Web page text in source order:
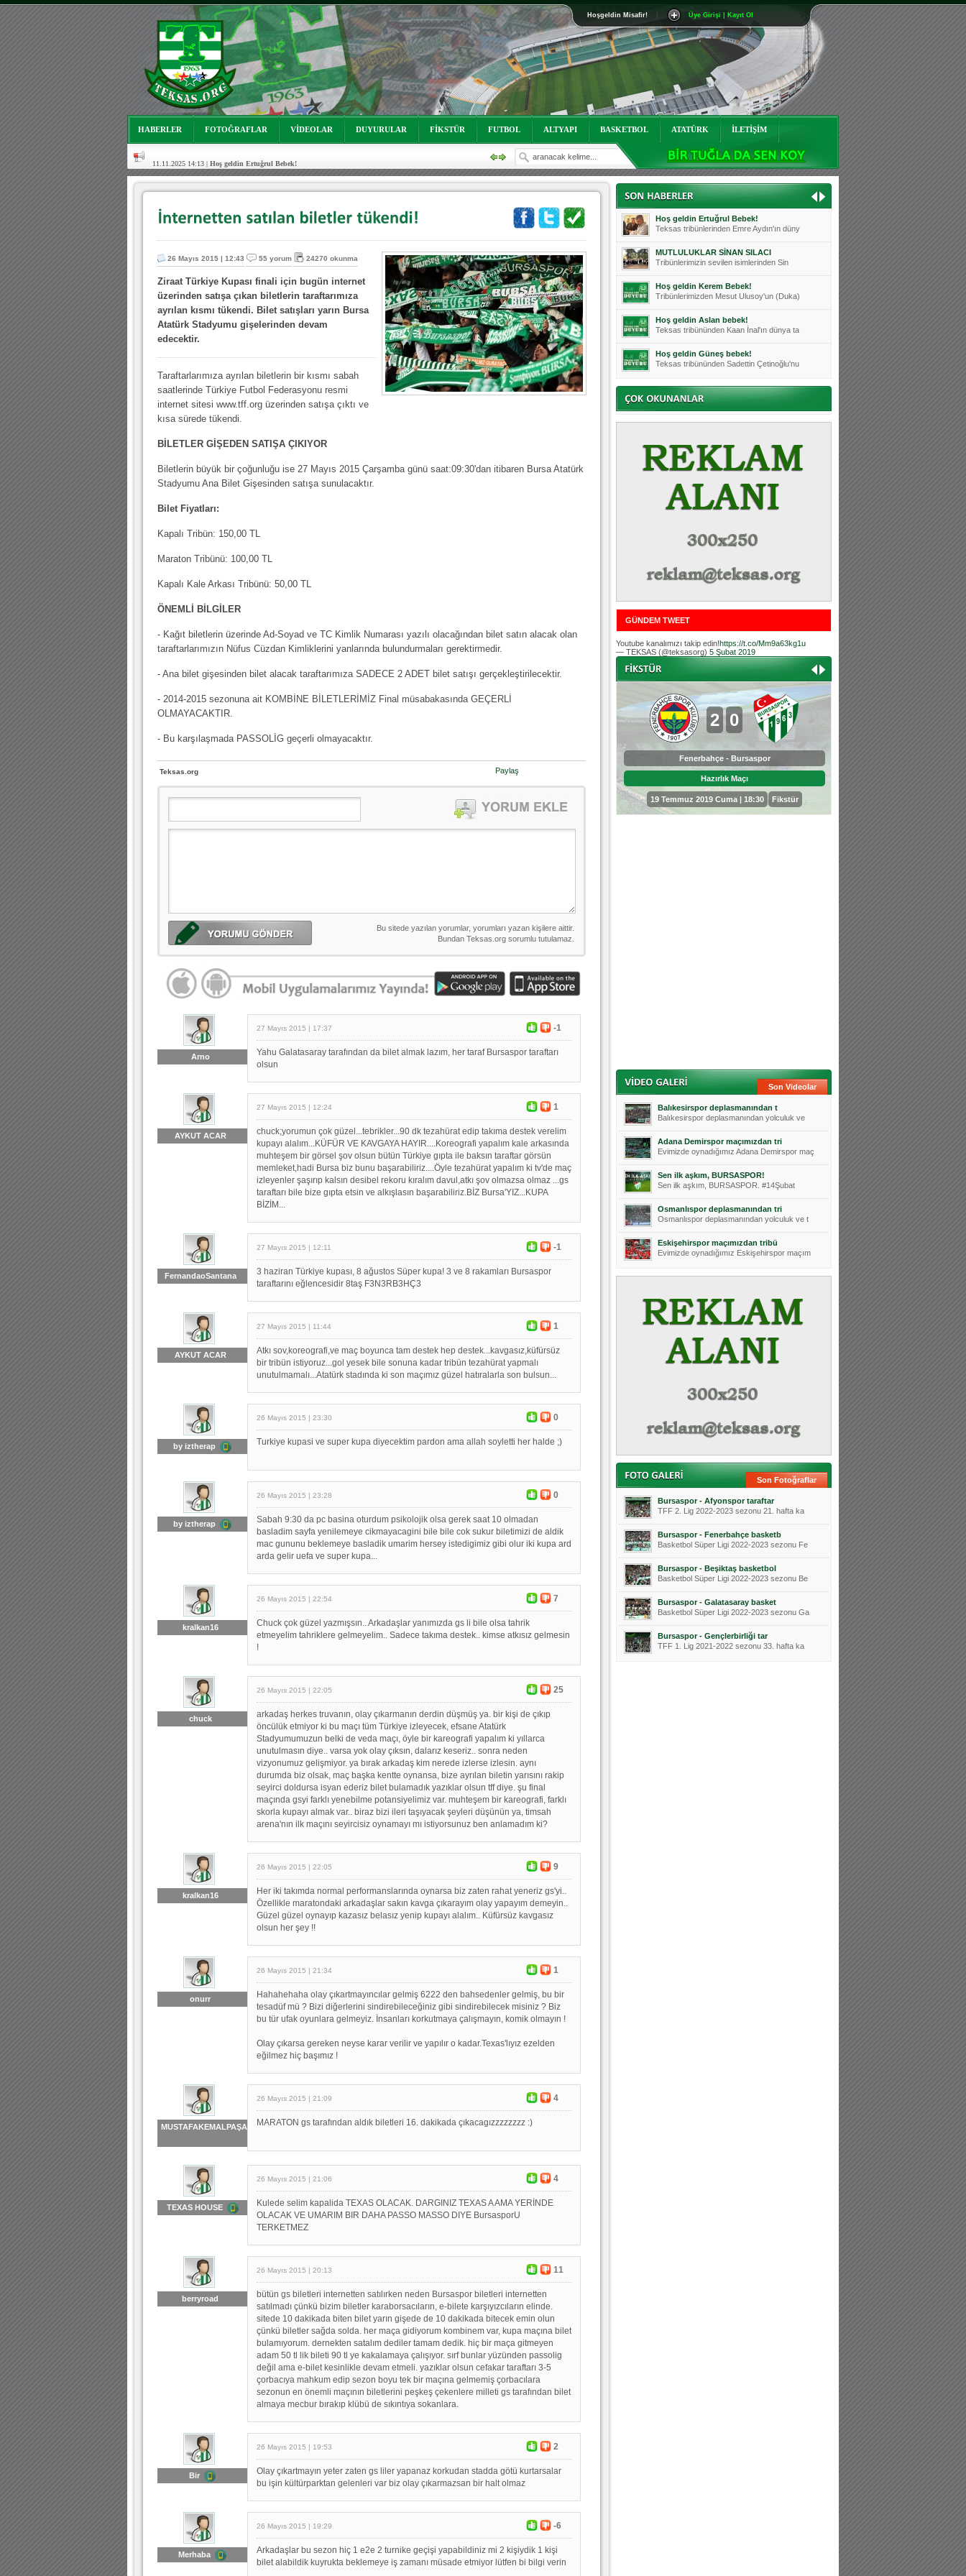
Hoşgeldin Misafir! Üye Girişi | Kayıt Ol
HABERLER FOTOĞRAFLAR VİDEOLAR DUYURULAR FİKSTÜR FUTBOL ALTYAPI BASKETBOL ATATÜRK İLETİŞİM
03.01.2024 19:09 | Hoş geldin Güneş bebek!
06.08.2023 16:16 |Mutluluklar Ceyhun Tetik
06.07.2023 18:57 |Bursasporumuzun önü açılsın istiyoruz!
03.05.2023 13:18 |Hoş geldin Alaz Bebek!
10.04.2023 14:44 | Hoş geldin Göktuğ Bebek!
30.12.2022 18:00 |Hoş geldin Kadir Kağan Bebek!
26 Mayıs 2015 | 12:43
55 yorum 24270 okunma
Ziraat Türkiye Kupası finali için bugün internet
üzerinden satışa çıkan biletlerin taraftarımıza
ayrılan kısmı tükendi. Bilet satışları yarın Bursa
Atatürk Stadyumu gişelerinden devam
edecektir.
Taraftarlarımıza ayrılan biletlerin bir kısmı sabah
saatlerinde Türkiye Futbol Federasyonu resmi
internet sitesi www.tff.org üzerinden satışa çıktı ve
kısa sürede tükendi.
BİLETLER GİŞEDEN SATIŞA ÇIKIYOR
Biletlerin büyük bir çoğunluğu ise 27 Mayıs 2015 Çarşamba günü saat:09:30'dan itibaren Bursa Atatürk
Stadyumu Ana Bilet Gişesinden satışa sunulacaktır.
Bilet Fiyatları:
Kapalı Tribün: 150,00 TL
Maraton Tribünü: 100,00 TL
Kapalı Kale Arkası Tribünü: 50,00 TL
ÖNEMLİ BİLGİLER
- Kağıt biletlerin üzerinde Ad-Soyad ve TC Kimlik Numarası yazılı olacağından bilet satın alacak olan
taraftarlarımızın Nüfus Cüzdan Kimliklerini yanlarında bulundurmaları gerektirmedir.
- Ana bilet gişesinden bilet alacak taraftarımıza SADECE 2 ADET bilet satışı gerçekleştirilecektir.
- 2014-2015 sezonuna ait KOMBİNE BİLETLERİMİZ Final müsabakasında GEÇERLİ
OLMAYACAKTIR.
- Bu karşılaşmada PASSOLİG geçerli olmayacaktır.
Teksas.org Paylaş
Arno
27 Mayıs 2015 | 17:37 -1
Yahu Galatasaray tarafından da bilet almak lazım, her taraf Bursaspor taraftarı
olsun
AYKUT ACAR
27 Mayıs 2015 | 12:24 1
chuck;yorumun çok güzel...tebrikler...90 dk tezahürat edip takıma destek verelim
kupayı alalım...KÜFÜR VE KAVGAYA HAYIR....Koreografi yapalım kale arkasında
muhteşem bir görsel şov olsun bütün Türkiye gıpta ile baksın taraftar görsün
memleket,hadi Bursa biz bunu başarabiliriz....Öyle tezahürat yapalım ki tv'de maç
izleyenler şaşırıp kalsın desibel rekoru kıralım davul,atkı şov olmazsa olmaz ...gs
taraftarı bile bize gıpta etsin ve alkışlasın başarabiliriz.BİZ Bursa'YIZ...KUPA
BİZİM...
FernandaoSantana
27 Mayıs 2015 | 12:11 -1
3 haziran Türkiye kupası, 8 ağustos Süper kupa! 3 ve 8 rakamları Bursaspor
taraftarını eğlencesidir 8taş F3N3RB3HÇ3
AYKUT ACAR
27 Mayıs 2015 | 11:44 1
Atkı sov,koreografi,ve maç boyunca tam destek hep destek...kavgasız,küfürsüz
bir tribün istiyoruz...gol yesek bile sonuna kadar tribün tezahürat yapmalı
unutulmamalı...Atatürk stadında ki son maçımız güzel hatıralarla son bulsun...
by iztherap
26 Mayıs 2015 | 23:30 0
Turkiye kupasi ve super kupa diyecektim pardon ama allah soyletti her halde ;)
by iztherap
26 Mayıs 2015 | 23:28 0
Sabah 9:30 da pc basina oturdum psikolojik olsa gerek saat 10 olmadan
basladim sayfa yenilemeye cikmayacagini bile bile cok sukur biletimizi de aldik
mac gununu beklemeye basladik umarim hersey istedigimiz gibi olur iki kupa ard
arda gelir uefa ve super kupa...
kralkan16
26 Mayıs 2015 | 22:54 7
Chuck çok güzel yazmışsın.. Arkadaşlar yanımızda gs li bile olsa tahrik
etmeyelim tahriklere gelmeyelim.. Sadece takıma destek.. kimse atkısız gelmesin
!
chuck
26 Mayıs 2015 | 22:05 25
arkadaş herkes truvanın, olay çıkarmanın derdin düşmüş ya. bir kişi de çıkıp
öncülük etmiyor ki bu maçı tüm Türkiye izleyecek, efsane Atatürk
Stadyumumuzun belki de veda maçı, öyle bir kareografi yapalım ki yıllarca
unutulmasın diye.. varsa yok olay çıksın, dalarız keseriz.. sonra neden
vizyonumuz gelişmiyor. ya bırak arkadaş kim nerede izlerse izlesin. aynı
durumda biz olsak, maç başka kentte oynansa, bize ayrılan biletin yarısını rakip
seyirci doldursa isyan ederiz bilet bulamadık yazıklar olsun tff diye. şu final
maçında gsyi farklı yenebilme potansiyelimiz var. muhteşem bir kareografi, farklı
skorla kupayı almak var.. biraz bizi ileri taşıyacak şeyleri düşünün ya, timsah
arena'nın ilk maçını seyircisiz oynamayı mı istiyorsunuz ben anlamadım ki?
kralkan16
26 Mayıs 2015 | 22:05 9
Her iki takımda normal performanslarında oynarsa biz zaten rahat yeneriz gs'yi..
Özellikle maratondaki arkadaşlar sakın kavga çıkarayım olay yapayım demeyin..
Güzel güzel oynayıp kazasız belasız yenip kupayı alalım.. Küfürsüz kavgasız
olsun her şey !!
onurr
26 Mayıs 2015 | 21:34 1
Hahahehaha olay çıkartmayıncılar gelmiş 6222 den bahsedenler gelmiş, bu bir
tesadüf mü ? Bizi diğerlerini sindirebileceğiniz gibi sindirebilecek misiniz ? Biz
bu tür ufak oyunlara gelmeyiz. İnsanları korkutmaya çalışmayın, komik olmayın !
Olay çıkarsa gereken neyse karar verilir ve yapılır o kadar.Texas'lıyız ezelden
eğilmez hiç başımız !
MUSTAFAKEMALPAŞA
26 Mayıs 2015 | 21:09 4
MARATON gs tarafından aldık biletleri 16. dakikada çıkacagızzzzzzzz :)
TEXAS HOUSE
26 Mayıs 2015 | 21:06 4
Kulede selim kapalida TEXAS OLACAK. DARGINIZ TEXAS A AMA YERİNDE
OLACAK VE UMARIM BIR DAHA PASSO MASSO DIYE BursasporU
TERKETMEZ
berryroad
26 Mayıs 2015 | 20:13 11
bütün gs biletleri internetten satılırken neden Bursaspor biletleri internetten
satılmadı çünkü bizim biletler karaborsacıların, e-bilete karşıyızcıların elinde.
sitede 10 dakikada biten bilet yarın gişede de 10 dakikada bitecek emin olun
çünkü biletler sağda solda. her maça gidiyorum kombinem var, kupa maçına bilet
bulamıyorum. dernekten satalım dediler tamam dedik. hiç bir maça gitmeyen
adam 50 tl lik bileti 90 tl ye kakalamaya çalışıyor. sırf bunlar yüzünden passolig
değil ama e-bilet kesinlikle devam etmeli. yazıklar olsun cefakar taraftarı 3-5
çorbacıya mahkum edip sezon boyu tek bir maçına gelmemiş çorbacılara
sezonun en önemli maçının biletlerini peşkeş çekenlere milleti gs tarafından bilet
almaya mecbur bırakıp klübü de sıkıntıya sokanlara.
Bir
26 Mayıs 2015 | 19:53 2
Olay çıkartmayın yeter zaten gs liler yapanaz korkudan stadda götü kurtarsalar
bu işin kültürparktan gelenleri var biz olay çıkarmazsan bir halt olmaz
Merhaba
26 Mayıs 2015 | 19:29 -6
Arkadaşlar bu sezon hiç 1 e2e 2 turnike geçişi yapabildiniz mi 2 kişiydik 1 kişi
bilet alabildik kuyrukta beklemeye iş zamanı müsade etmiyor lütfen bi bilgi verin
Mutluluklar Ceyhun Tetik
Teksas tribünlerinin sevilen isimlerinde
Bursasporumuzun önü açılsın is
Teksaslı Bursasporlular Derneği Başkanı
Hoş geldin Alaz Bebek!
Teksas.org sistem yöneticisi, ekibimizin
Hoş geldin Göktuğ Bebek!
Teksas.org ekibimizden ve tribünlerimizi
Hoş geldin Kadir Kağan Bebek!
Teksas tribünlerinden Basri İleri'nin dü
Hoş geldin Ertuğrul Bebek!
Teksas tribünlerinden Emre Aydın'ın düny
MUTLULUKLAR SİNAN SILACI
Tribünlerimizin sevilen isimlerinden Sin
Hoş geldin Kerem Bebek!
Tribünlerimizden Mesut Ulusoy'un (Duka)
Hoş geldin Aslan bebek!
Teksas tribününden Kaan İnal'ın dünya ta
Hoş geldin Güneş bebek!
Teksas tribününden Sadettin Çetinoğlu'nu
Mutluluklar Ceyhun Tetik
Teksas tribünlerinin sevilen isimlerinde
Bursasporumuzun önü açılsın is
Hoş geldin Alaz Bebek!
Teksas.org sistem yöneticisi, ekibimizin
Hoş geldin Göktuğ Bebek!
Teksas.org ekibimizden ve tribünlerimizi
Teksas tribünlerinden Basri İleri'nin dü
Hoş geldin Kerem Bebek!
Tribünlerimizden Mesut Ulusoy'un (Duka)
Hoş geldin Aslan bebek!
Teksas tribününden Kaan İnal'ın dünya ta
Hoş geldin Güneş bebek!
Teksas tribününden Sadettin Çetinoğlu'nu
GÜNDEM TWEET
Youtube kanalımızı takip edin!https://t.co/Mm9a63kg1u
— TEKSAS (@teksasorg) 5 Şubat 2019
1. Lig 32. Hafta
04 Temmuz 2020 Cumartesi | 20:00
2 0
Fenerbahçe - Bursaspor
Hazırlık Maçı
19 Temmuz 2019 Cuma | 18:30 Fikstür
0 3
Bursaspor - Sepahan
Hazırlık Maçı
25 Temmuz 2019 Perşembe |
Son Videolar
Balıkesirspor deplasmanından t
Balıkesirspor deplasmanından yolculuk ve
Adana Demirspor maçımızdan tri
Evimizde oynadığımız Adana Demirspor maç
Sen ilk aşkım, BURSASPOR!
Sen ilk aşkım, BURSASPOR. #14Şubat
Osmanlıspor deplasmanından tri
Osmanlıspor deplasmanından yolculuk ve t
Eskişehirspor maçımızdan tribü
Evimizde oynadığımız Eskişehirspor maçım
Son Fotoğraflar
Bursaspor - Afyonspor taraftar
TFF 2. Lig 2022-2023 sezonu 21. hafta ka
Bursaspor - Fenerbahçe basketb
Basketbol Süper Ligi 2022-2023 sezonu Fe
Bursaspor - Beşiktaş basketbol
Basketbol Süper Ligi 2022-2023 sezonu Be
Bursaspor - Galatasaray basket
Basketbol Süper Ligi 2022-2023 sezonu Ga
Bursaspor - Gençlerbirliği tar
TFF 1. Lig 2021-2022 sezonu 33. hafta ka